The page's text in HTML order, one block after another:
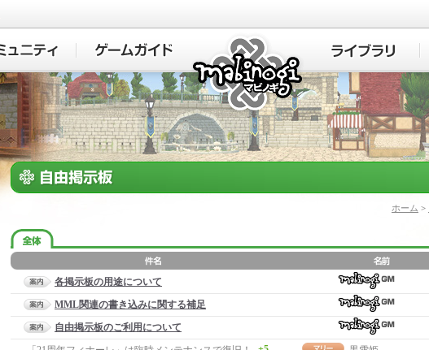
マビノギ
ホーム >
各掲示板の用途について
MML関連の書き込みに関する補足
自由掲示板のご利用について